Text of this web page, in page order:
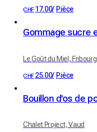
CHF 17.00/ Pièce
Le Goût du Miel, Fribourg
CHF 25.00/ Pièce
Chalet Project, Vaud